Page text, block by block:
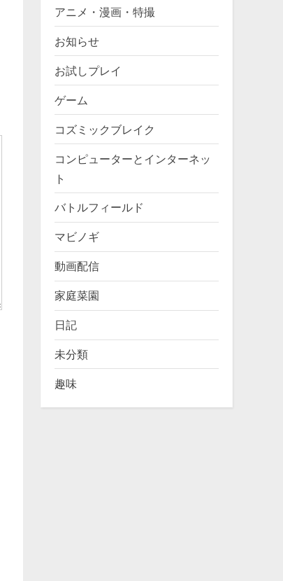
アニメ・漫画・特撮
お知らせ
お試しプレイ
ゲーム
コズミックブレイク
コンピューターとインターネッ
ト
バトルフィールド
マビノギ
動画配信
家庭菜園
日記
未分類
趣味